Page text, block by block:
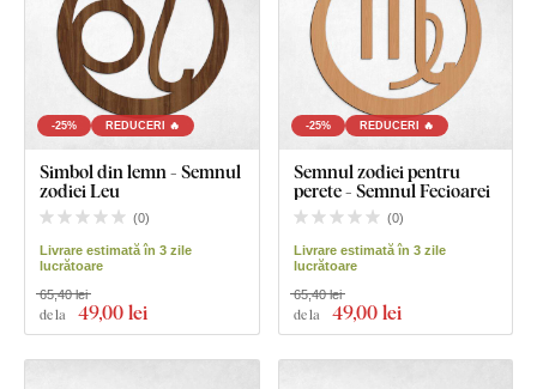
-25% REDUCERI 🔥
Simbol din lemn - Semnul
zodiei Leu
(0)
Livrare estimată în 3 zile
lucrătoare
de la 49,00 lei
65,40 lei
-25% REDUCERI 🔥
Semnul zodiei pentru
perete - Semnul Fecioarei
(0)
Livrare estimată în 3 zile
lucrătoare
de la 49,00 lei
65,40 lei